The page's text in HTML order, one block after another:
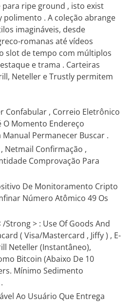
ripe ground , isto exist
polimento . A coleção abrange
imagináveis, desde
romanas até vídeos
slot de tempo com múltiplos
e trama . Carteiras
Neteller e Trustly permitem
Confabular , Correio Eletrônico
O Momento Endereço
Permanecer Buscar .
Netmail Confirmação ,
Comprovação Para
De Monitoramento Cripto
Número Atômico 49 Os
/Strong > : Use Of Goods And
( Visa/Mastercard , Jiffy ) , E-
Neteller (Instantâneo),
Bitcoin (Abaixo De 10
Mínimo Sedimento
Ao Usuário Que Entrega